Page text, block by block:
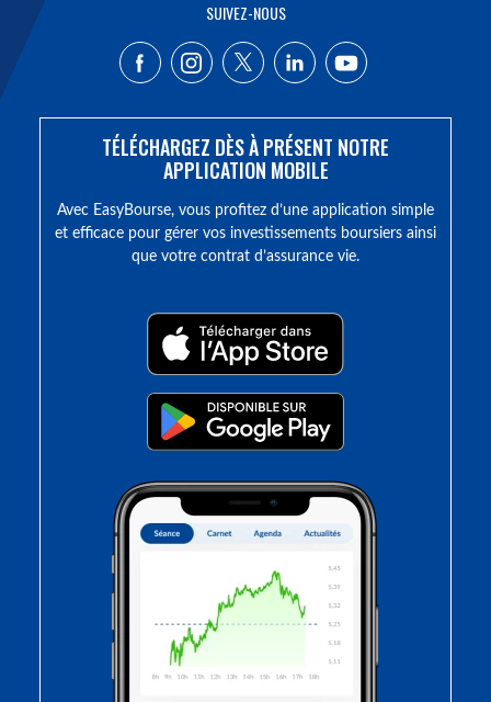
SUIVEZ-NOUS
TÉLÉCHARGEZ DÈS À PRÉSENT NOTRE
APPLICATION MOBILE
Avec EasyBourse, vous profitez d’une application simple
et efficace pour gérer vos investissements boursiers ainsi
que votre contrat d’assurance vie.